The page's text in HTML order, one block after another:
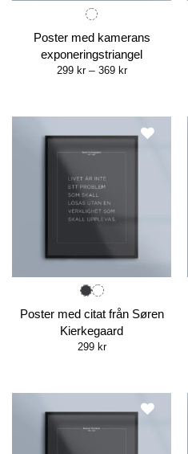
Poster med kamerans
exponeringstriangel
299 kr – 369 krPrice
Poster med citat från Søren
Kierkegaard
299 kr